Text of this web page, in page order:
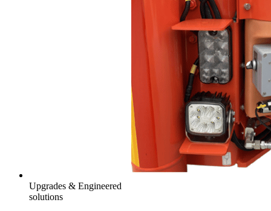
Upgrades & Engineered
solutions